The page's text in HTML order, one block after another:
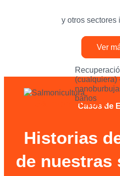
y otros sectores
Ver
Casos de
Historias
de nuestras
Salmonicultura
baños